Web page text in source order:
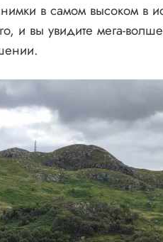
в самом высоком в
вы увидите мега-